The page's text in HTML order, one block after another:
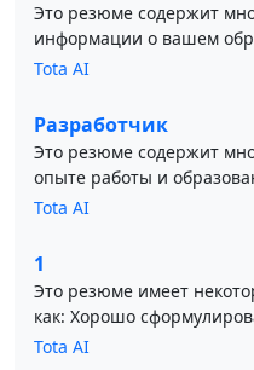
Это резюме содержит
информации о вашем
Tota AI
Разработчик
Это резюме содержит
опыте работы и
Tota AI
1
Это резюме имеет
как: Хорошо
Tota AI